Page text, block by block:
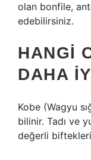
olan bonfile,
edebilirsiniz.
HANGI
DAHA
Kobe (Wagyu
bilinir. Tadı ve
değerli